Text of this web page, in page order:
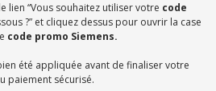
lien “Vous souhaitez utiliser votre code
?” et cliquez dessus pour ouvrir la case
code promo Siemens.
été appliquée avant de finaliser votre
paiement sécurisé.